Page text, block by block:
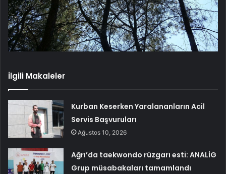
İlgili Makaleler
Kurban Keserken Yaralananların Acil
Servis Başvuruları
Ağustos 10, 2026
Ağrı’da taekwondo rüzgarı esti: ANALİG
Grup müsabakaları tamamlandı